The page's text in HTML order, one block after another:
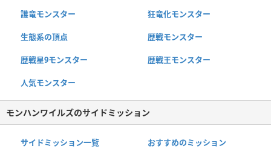
護竜モンスター 狂竜化モンスター
生態系の頂点 歴戦モンスター
歴戦星9モンスター 歴戦王モンスター
人気モンスター
モンハンワイルズのサイドミッション
サイドミッション一覧 おすすめのミッション